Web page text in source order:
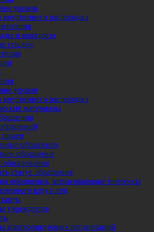
уроков
распорядка
и конкурсы
ссылки
уроков
распорядка
материалы
обращения
обращение
обжалования
статус обращения
обращения, затрагивающие интересы
круга лиц
учреждения
контролирующих организаций